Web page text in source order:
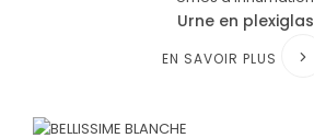
Urne en plexiglas
EN SAVOIR PLUS